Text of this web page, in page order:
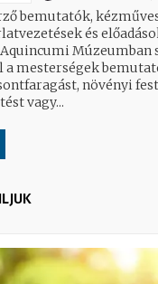
bemutatók,
és
Múzeumban
a mesterségek
növényi
vagy...